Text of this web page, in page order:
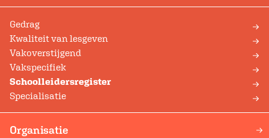
Gedrag
Kwaliteit van lesgeven
Vakoverstijgend
Vakspecifiek
Schoolleidersregister
Specialisatie
Organisatie